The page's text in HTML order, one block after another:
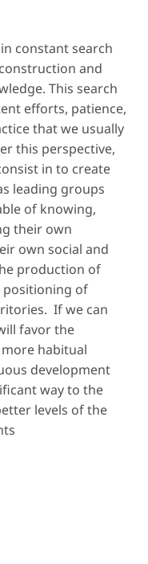
constant search
and
This search
efforts, patience,
that we usually
this perspective,
in to create
leading groups
of knowing,
their own
own social and
production of
positioning of
If we can
favor the
habitual
development
way to the
levels of the